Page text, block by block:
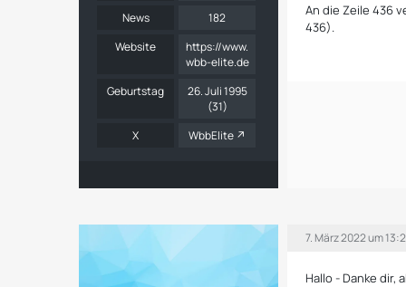
News
182
Website
https://www.
wbb-elite.de
Geburtstag
26. Juli 1995
(31)
X
WbbElite
An die Zeile 436
436).
7. März 2022 um
Hallo - Danke dir,